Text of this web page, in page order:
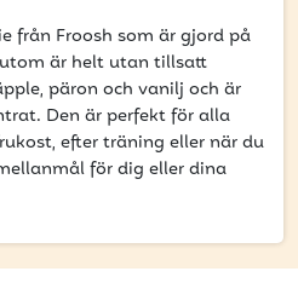
för att ta del av våra
från Froosh som är gjord på
är helt utan tillsatt
päron och vanilj och är
Den är perfekt för alla
efter träning eller när du
för dig eller dina